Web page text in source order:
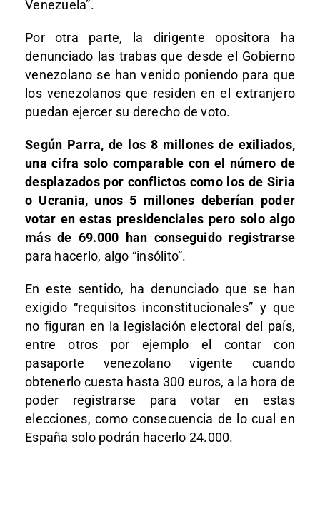
Venezuela”.
Por otra parte, la dirigente opositora ha
denunciado las trabas que desde el Gobierno
venezolano se han venido poniendo para que
los venezolanos que residen en el extranjero
puedan ejercer su derecho de voto.
Según Parra, de los 8 millones de exiliados,
una cifra solo comparable con el número de
desplazados por conflictos como los de Siria
o Ucrania, unos 5 millones deberían poder
votar en estas presidenciales pero solo algo
más de 69.000 han conseguido registrarse
para hacerlo, algo “insólito”.
En este sentido, ha denunciado que se han
exigido “requisitos inconstitucionales” y que
no figuran en la legislación electoral del país,
entre otros por ejemplo el contar con
pasaporte venezolano vigente cuando
obtenerlo cuesta hasta 300 euros, a la hora de
poder registrarse para votar en estas
elecciones, como consecuencia de lo cual en
España solo podrán hacerlo 24.000.